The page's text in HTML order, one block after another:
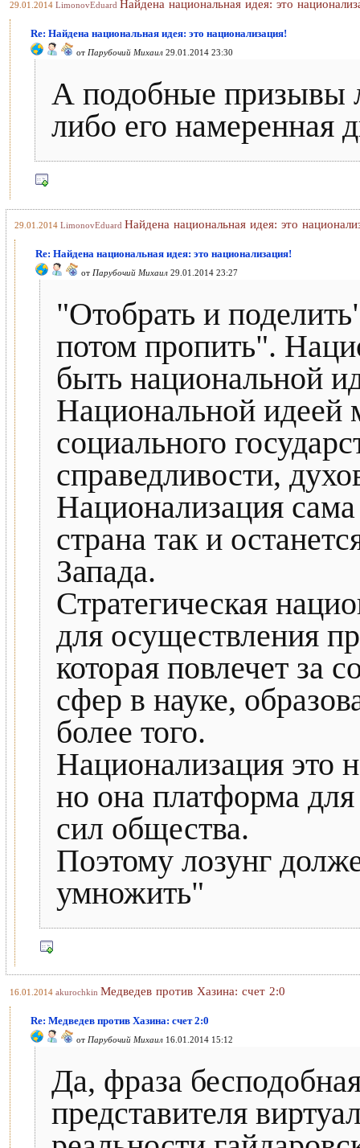
29.01.2014 LimonovEduard Найдена национальная идея: это
Re: Найдена национальная идея: это национализация!
от Парубочий Михаил 29.01.2014 23:30
А подобные призывы
либо его намеренная
29.01.2014 LimonovEduard Найдена национальная идея: это
Re: Найдена национальная идея: это национализация!
от Парубочий Михаил 29.01.2014 23:27
"Отобрать и
потом пропить".
быть национальной
Национальной идеей
социального
справедливости,
Национализация сама
страна так и
Запада.
Стратегическая
для осуществления
которая повлечет за
сфер в науке,
более того.
Национализация это
но она платформа
сил общества.
Поэтому лозунг
умножить"
16.01.2014 akurochkin Медведев против Хазина: счет 2:0
Re: Медведев против Хазина: счет 2:0
от Парубочий Михаил 16.01.2014 15:12
Да, фраза
представителя